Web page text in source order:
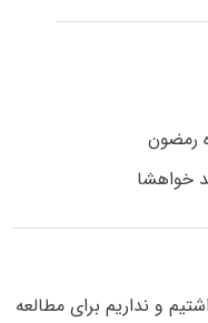
رمضون
خواهشا
و نداریم برای مطالعه